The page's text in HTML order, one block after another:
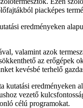
piacképes
eredményeken
valamint azok
az
kevésbé terhelő
eredményeken
vezető
célú programokat.